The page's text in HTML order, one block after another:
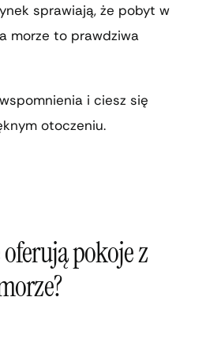
sprawiają, że pobyt w
morze to prawdziwa
i ciesz się
otoczeniu.
pokoje z